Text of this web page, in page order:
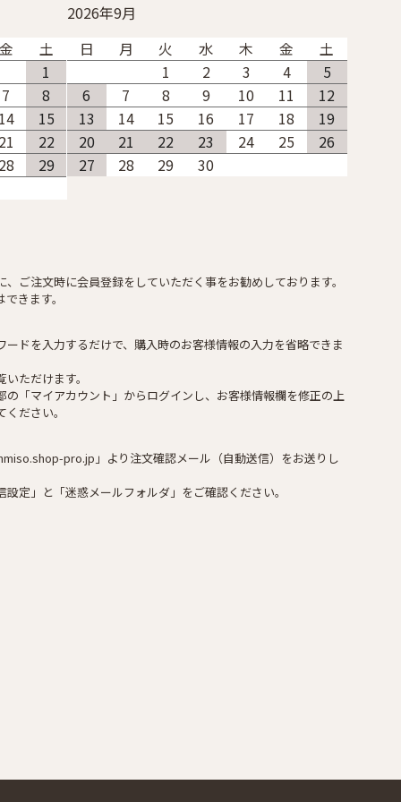
金
土
1
7
8
14
15
21
22
28
29
2026年9月
日
月 火 水 木 金
土
1
2 3 4
5
6
7 8 9 10 11
12
13
14 15 16 17 18
19
20
21 22 23 24 25
26
27
28 29 30
ご注文時に会員登録をしていただく事をお勧めしております。
きます。
ドを入力するだけで、購入時のお客様情報の入力を省略できま
ただけます。
の「マイアカウント」からログインし、お客様情報欄を修正の上
ださい。
pro.jp」より注文確認メール（自動送信）をお送りし
定」と「迷惑メールフォルダ」をご確認ください。